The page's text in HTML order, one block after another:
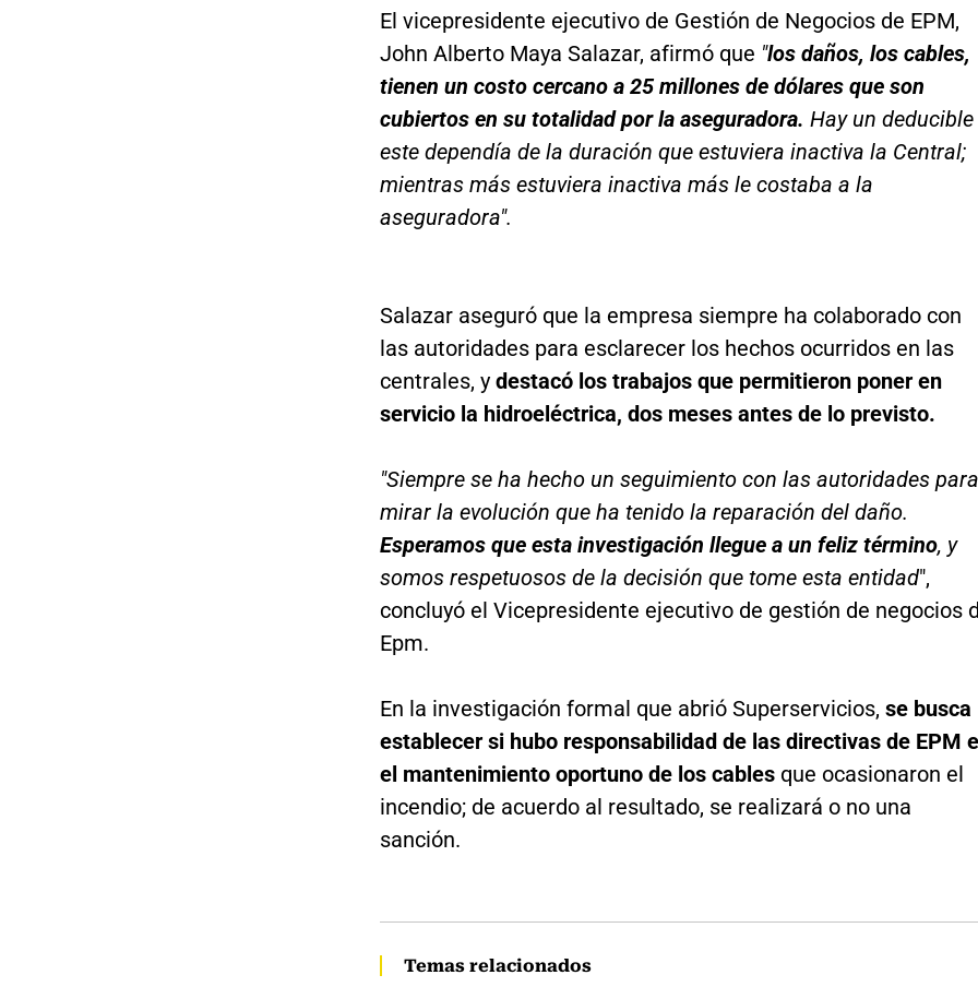
El vicepresidente ejecutivo de Gestión de Negocios de EPM,
John Alberto Maya Salazar, afirmó que "los daños, los cables,
tienen un costo cercano a 25 millones de dólares que son
cubiertos en su totalidad por la aseguradora. Hay un deducible
este dependía de la duración que estuviera inactiva la Central;
mientras más estuviera inactiva más le costaba a la
aseguradora".
Salazar aseguró que la empresa siempre ha colaborado con
las autoridades para esclarecer los hechos ocurridos en las
centrales, ydestacó los trabajos que permitieron poner en
servicio la hidroeléctrica, dos meses antes de lo previsto.
"Siempre se ha hecho un seguimiento con las autoridades para
mirar la evolución que ha tenido la reparación del daño.
Esperamos que esta investigación llegue a un feliz término, y
somos respetuosos de la decisión que tome esta entidad",
concluyó el Vicepresidente ejecutivo de gestión de negocios
Epm.
En la investigación formal que abrió Superservicios, se busca
establecer si hubo responsabilidad de las directivas de EPM
el mantenimiento oportuno de los cablesque ocasionaron el
incendio; de acuerdo al resultado, se realizará o no una
sanción.
Temas relacionados